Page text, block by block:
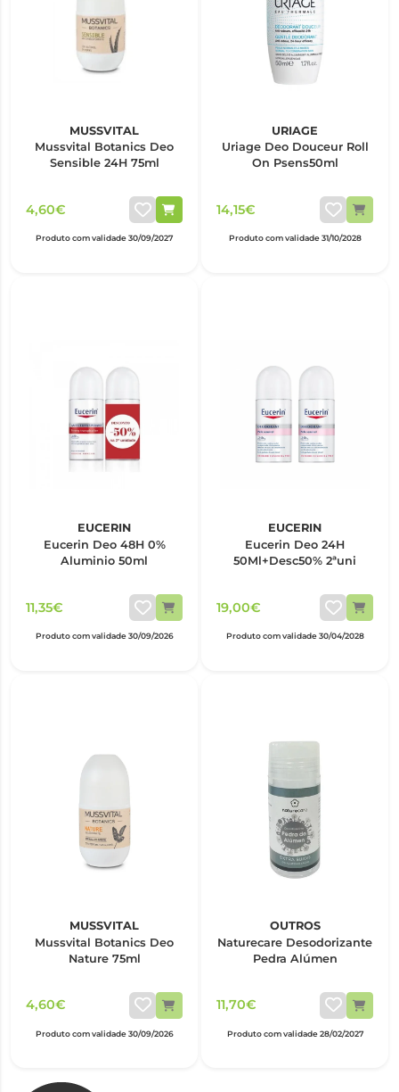
MUSSVITAL
Mussvital Botanics Deo
Sensible 24H 75ml
4,60€
Produto com validade 30/09/2027
URIAGE
Uriage Deo Douceur Roll
On Psens50ml
14,15€
Produto com validade 31/10/2028
EUCERIN
Eucerin Deo 48H 0%
Aluminio 50ml
11,35€
Produto com validade 30/09/2026
EUCERIN
Eucerin Deo 24H
50Ml+Desc50% 2ªuni
19,00€
Produto com validade 30/04/2028
MUSSVITAL
Mussvital Botanics Deo
Nature 75ml
4,60€
Produto com validade 30/09/2026
OUTROS
Naturecare Desodorizante
Pedra Alúmen
11,70€
Produto com validade 28/02/2027